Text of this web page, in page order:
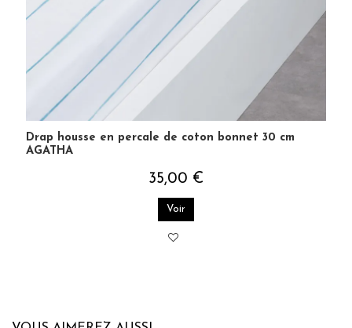
Drap housse en percale de coton bonnet 30 cm
AGATHA
35,00 €
Voir